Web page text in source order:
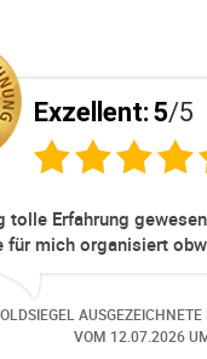
5/5
Erfahrung gewesen.
mich organisiert obwohl
waren. Danach
ist, aber auch da
unkompliziert und sehr
AUSGEZEICHNETE
VOM12.07.2026UM